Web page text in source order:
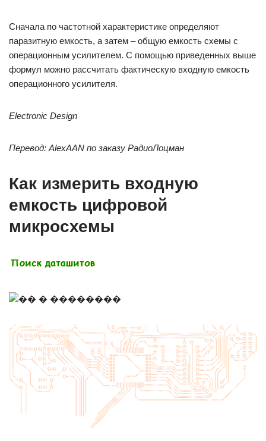
Сначала по частотной характеристике определяют
паразитную емкость, а затем – общую емкость схемы с
операционным усилителем. С помощью приведенных выше
формул можно рассчитать фактическую входную емкость
операционного усилителя.
Electronic Design
Перевод: AlexAAN по заказу РадиоЛоцман
Как измерить входную
емкость цифровой
микросхемы